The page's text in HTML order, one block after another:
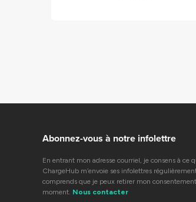
Abonnez-vous à notre infolettre
En entrant mon adresse courriel, je consens à ce
ChargeHub m’envoie ses infolettres
comprends que je peux retirer mon
moment. Nous contacter